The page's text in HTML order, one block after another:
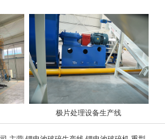
极片处理设备生产线